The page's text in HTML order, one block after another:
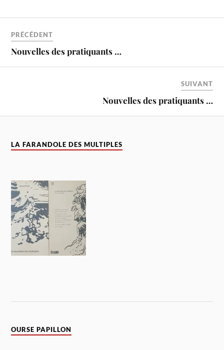
PRÉCÉDENT
Nouvelles des pratiquants …
SUIVANT
Nouvelles des pratiquants …
LA FARANDOLE DES MULTIPLES
OURSE PAPILLON